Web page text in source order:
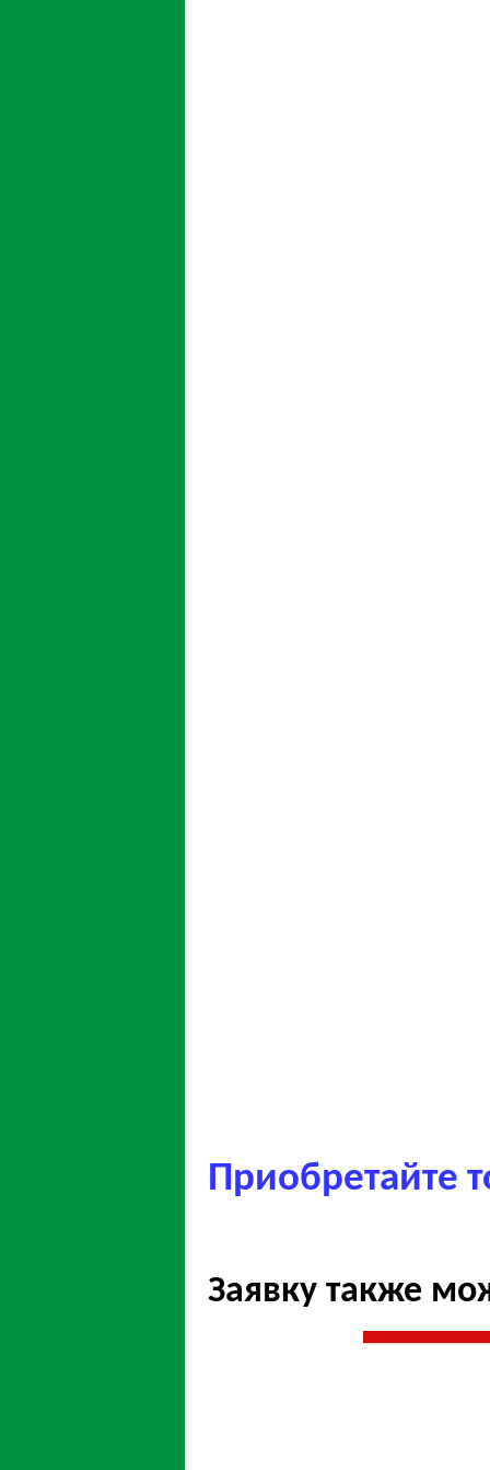
Приобретайте
Заявку также